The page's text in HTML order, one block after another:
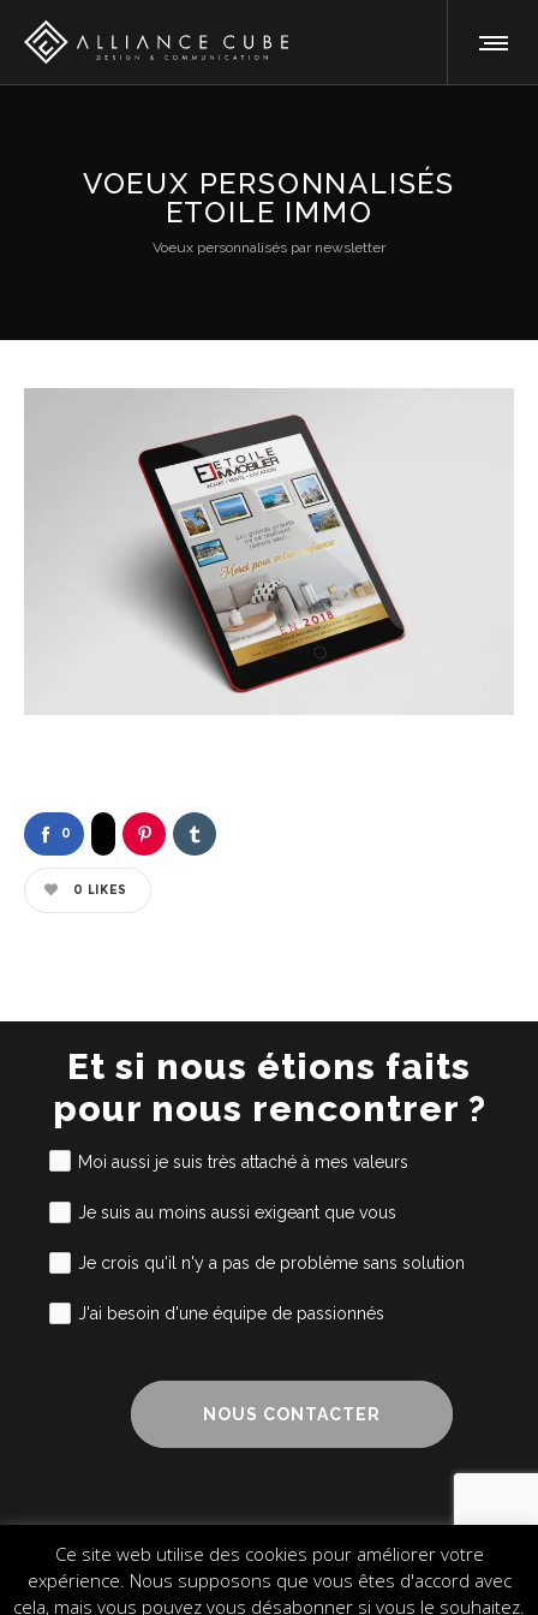
VOEUX PERSONNALISÉS
ETOILE IMMO
Voeux personnalisés par newsletter
0
0 LIKES
Et si nous étions faits
pour nous rencontrer ?
Moi aussi je suis très attaché à mes valeurs
Je suis au moins aussi exigeant que vous
Je crois qu'il n'y a pas de problème sans solution
J'ai besoin d'une équipe de passionnés
NOUS CONTACTER
Mentions légales Cookies
Plan du site
© 2024 Alliance Cube – Design & Communication
Ce site web utilise des cookies pour améliorer votre
expérience. Nous supposons que vous êtes d'accord avec
cela, mais vous pouvez vous désabonner si vous le souhaitez.